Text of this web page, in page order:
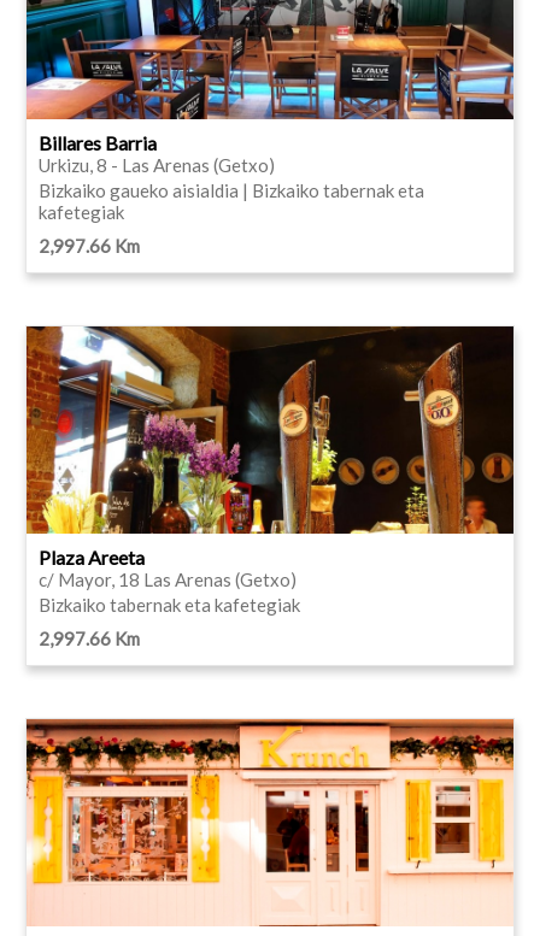
Billares Barria
Urkizu, 8 - Las Arenas (Getxo)
Bizkaiko gaueko aisialdia | Bizkaiko tabernak eta
kafetegiak
2,997.66 Km
Plaza Areeta
c/ Mayor, 18 Las Arenas (Getxo)
Bizkaiko tabernak eta kafetegiak
2,997.66 Km